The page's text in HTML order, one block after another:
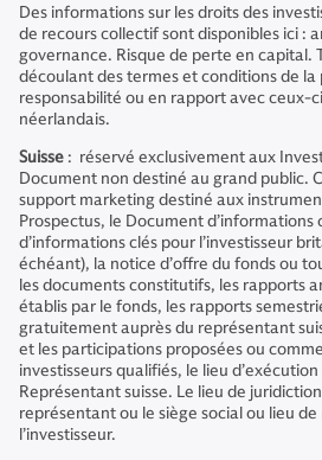
Des informations sur les droits des
de recours collectif sont disponibles ici :
governance. Risque de perte en capital.
découlant des termes et conditions de
responsabilité ou en rapport avec ceux-
néerlandais.
Suisse : réservé exclusivement aux
Document non destiné au grand public.
support marketing destiné aux
Prospectus, le Document d’informations
d’informations clés pour l’investisseur
échéant), la notice d’offre du fonds ou
les documents constitutifs, les rapports
établis par le fonds, les rapports
gratuitement auprès du représentant
et les participations proposées ou
investisseurs qualifiés, le lieu
Représentant suisse. Le lieu de
représentant ou le siège social ou lieu de
l’investisseur.